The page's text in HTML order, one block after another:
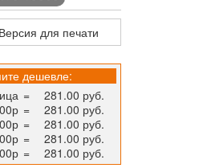
Версия для печати
дешевле:
=
281.00 руб.
=
281.00 руб.
=
281.00 руб.
=
281.00 руб.
= 281.00 руб.